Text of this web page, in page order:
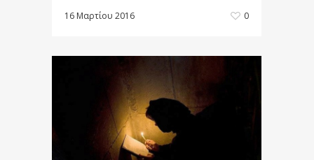
16 Μαρτίου 2016 0